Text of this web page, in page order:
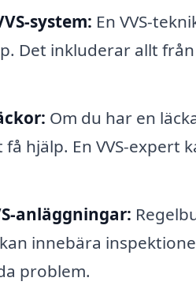
system: En VVS-
Det inkluderar allt
Om du har en
hjälp. En VVS-
anläggningar:
kan innebära
problem.